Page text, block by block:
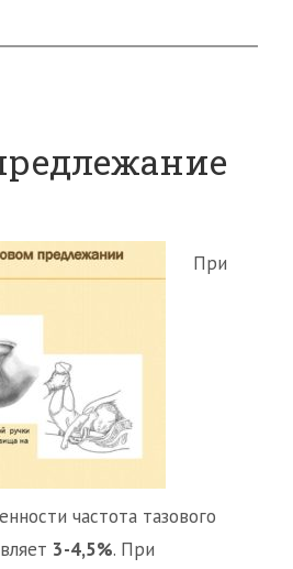
При
частота тазового
3-4,5%. При